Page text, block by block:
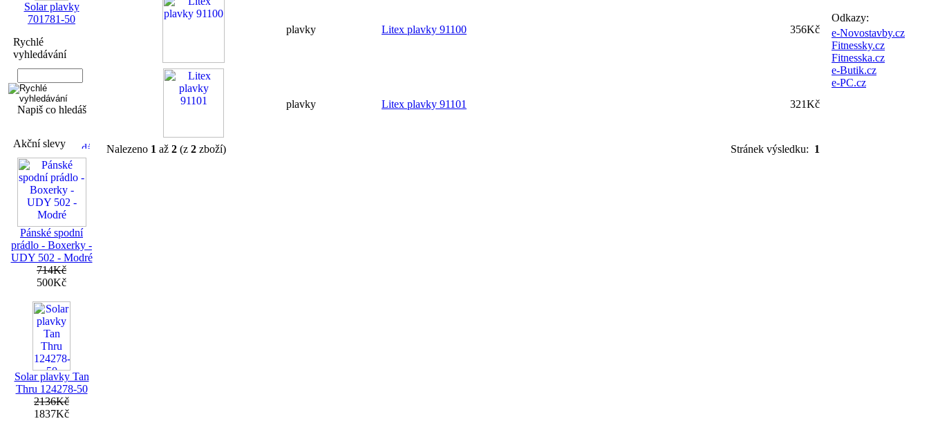
Solar plavky
701781-50
Rychlé
vyhledávání
Napiš co hledáš
Akční slevy
Pánské spodní
prádlo - Boxerky -
UDY 502 - Modré
714Kč
500Kč
Solar plavky Tan
Thru 124278-50
2136Kč
1837Kč
plavky Litex plavky 91100 356Kč
plavky Litex plavky 91101 321Kč
Nalezeno 1 až 2 (z 2 zboží) Stránek výsledku: 1
Odkazy:
e-Novostavby.cz
Fitnessky.cz
Fitnesska.cz
e-Butik.cz
e-PC.cz